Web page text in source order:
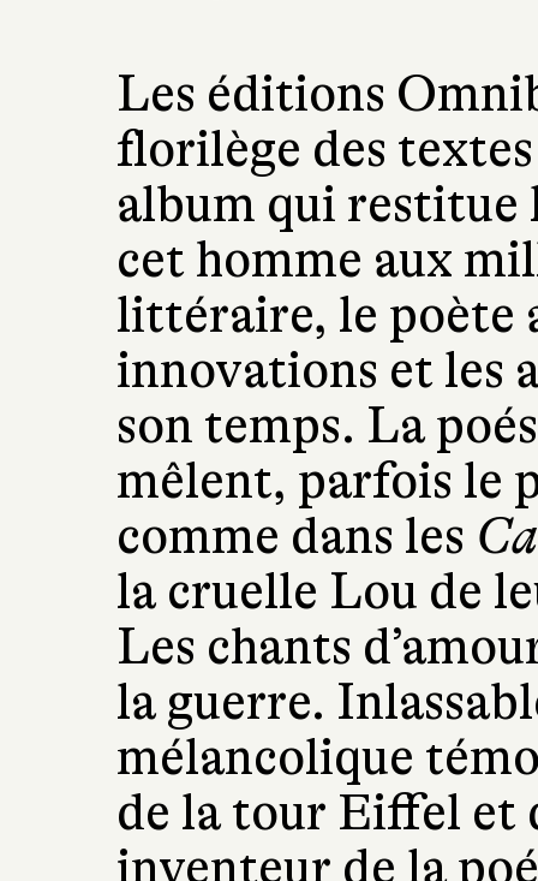
Les éditions
florilège des
album qui restitue
cet homme aux
littéraire, le poète
innovations et les
son temps. La
mêlent, parfois le
comme dans les
la cruelle Lou de
Les chants
la guerre.
mélancolique
de la tour Eiffel et
inventeur de la